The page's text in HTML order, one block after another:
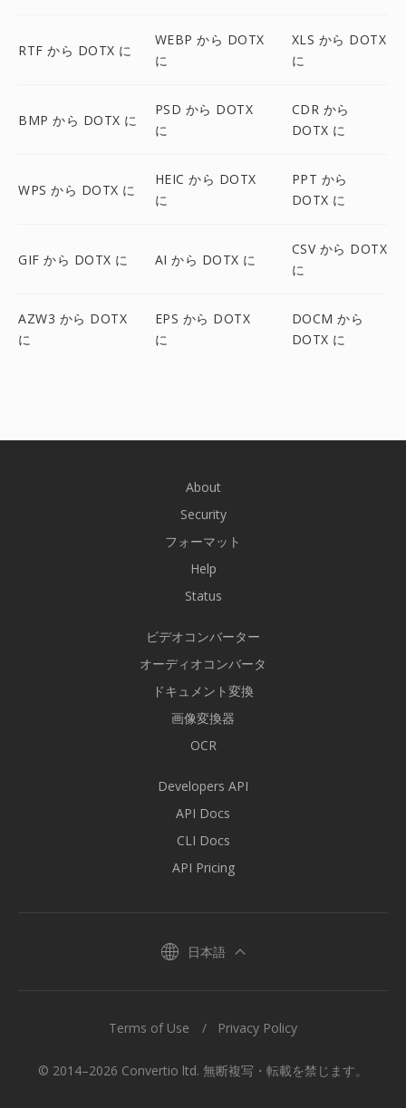
RTF から DOTX に
WEBP から DOTX
に
XLS から DOTX
に
BMP から DOTX に
PSD から DOTX
に
CDR から
DOTX に
WPS から DOTX に
HEIC から DOTX
に
PPT から
DOTX に
GIF から DOTX に AI から DOTX に
CSV から DOTX
に
AZW3 から DOTX
に
EPS から DOTX
に
DOCM から
DOTX に
About
Security
フォーマット
Help
Status
ビデオコンバーター
オーディオコンバータ
ドキュメント変換
画像変換器
OCR
Developers API
API Docs
CLI Docs
API Pricing
日本語
© 2014–2026 Convertio ltd. 無断複写・転載を禁じます。
Terms of Use Privacy Policy